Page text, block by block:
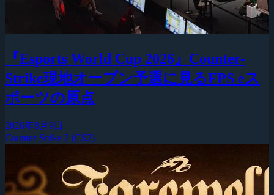
『Esports World Cup 2026』Counter-
Strike現地オープン予選に見るFPS eス
ポーツの原点
2026年8月9日
Counter-Strike 2 (CS2)